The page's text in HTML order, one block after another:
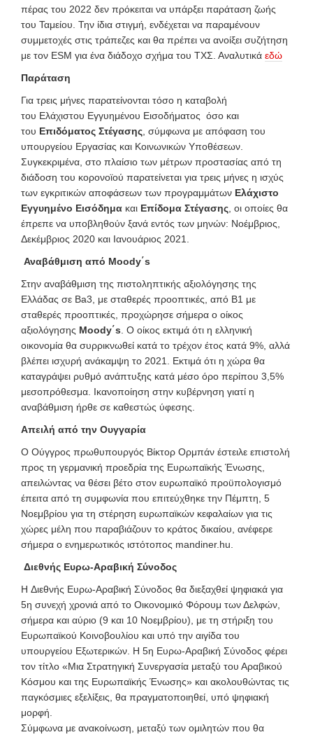
πέρας του 2022 δεν πρόκειται να υπάρξει παράταση ζωής
του Ταμείου. Την ίδια στιγμή, ενδέχεται να παραμένουν
συμμετοχές στις τράπεζες και θα πρέπει να ανοίξει συζήτηση
με τον ESM για ένα διάδοχο σχήμα του ΤΧΣ. Αναλυτικά εδώ
Παράταση
Για τρεις μήνες παρατείνονται τόσο η καταβολή
του Ελάχιστου Εγγυημένου Εισοδήματος όσο και
του Επιδόματος Στέγασης , σύμφωνα με απόφαση του
υπουργείου Εργασίας και Κοινωνικών Υποθέσεων.
Συγκεκριμένα, στο πλαίσιο των μέτρων προστασίας από τη
διάδοση του κορονοϊού παρατείνεται για τρεις μήνες η ισχύς
των εγκριτικών αποφάσεων των προγραμμάτων Ελάχιστο
Εγγυημένο Εισόδημα και Επίδομα Στέγασης , οι οποίες θα
έπρεπε να υποβληθούν ξανά εντός των μηνών: Νοέμβριος,
Δεκέμβριος 2020 και Ιανουάριος 2021.
Αναβάθμιση από Moody΄s
Στην αναβάθμιση της πιστοληπτικής αξιολόγησης της
Ελλάδας σε Ba3, με σταθερές προοπτικές, από B1 με
σταθερές προοπτικές, προχώρησε σήμερα ο οίκος
αξιολόγησης Moody΄s . Ο οίκος εκτιμά ότι η ελληνική
οικονομία θα συρρικνωθεί κατά το τρέχον έτος κατά 9%, αλλά
βλέπει ισχυρή ανάκαμψη το 2021. Εκτιμά ότι η χώρα θα
καταγράψει ρυθμό ανάπτυξης κατά μέσο όρο περίπου 3,5%
μεσοπρόθεσμα. Ικανοποίηση στην κυβέρνηση γιατί η
αναβάθμιση ήρθε σε καθεστώς ύφεσης.
Απειλή από την Ουγγαρία
Ο Ούγγρος πρωθυπουργός Βίκτορ Ορμπάν έστειλε επιστολή
προς τη γερμανική προεδρία της Ευρωπαϊκής Ένωσης,
απειλώντας να θέσει βέτο στον ευρωπαϊκό προϋπολογισμό
έπειτα από τη συμφωνία που επιτεύχθηκε την Πέμπτη, 5
Νοεμβρίου για τη στέρηση ευρωπαϊκών κεφαλαίων για τις
χώρες μέλη που παραβιάζουν το κράτος δικαίου, ανέφερε
σήμερα ο ενημερωτικός ιστότοπος mandiner.hu.
Διεθνής Ευρω-Αραβική Σύνοδος
H Διεθνής Ευρω-Αραβική Σύνοδος θα διεξαχθεί ψηφιακά για
5η συνεχή χρονιά από το Οικονομικό Φόρουμ των Δελφών,
σήμερα και αύριο (9 και 10 Νοεμβρίου), με τη στήριξη του
Ευρωπαϊκού Κοινοβουλίου και υπό την αιγίδα του
υπουργείου Εξωτερικών. Η 5η Ευρω-Αραβική Σύνοδος φέρει
τον τίτλο «Μια Στρατηγική Συνεργασία μεταξύ του Αραβικού
Κόσμου και της Ευρωπαϊκής Ένωσης» και ακολουθώντας τις
παγκόσμιες εξελίξεις, θα πραγματοποιηθεί, υπό ψηφιακή
μορφή.
Σύμφωνα με ανακοίνωση, μεταξύ των ομιλητών που θα